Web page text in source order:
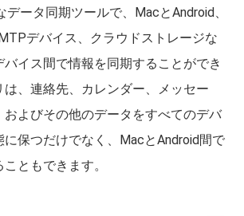
データ同期ツールで、MacとAndroid、
デバイス、クラウドストレージな
バイス間で情報を同期することができ
は、連絡先、カレンダー、メッセー
およびその他のデータをすべてのデバ
に保つだけでなく、MacとAndroid間で
ともできます。